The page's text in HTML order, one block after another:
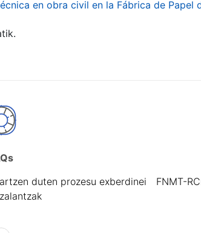
en obra civil en la Fábrica de Papel
duten prozesu exberdinei
FNMT-